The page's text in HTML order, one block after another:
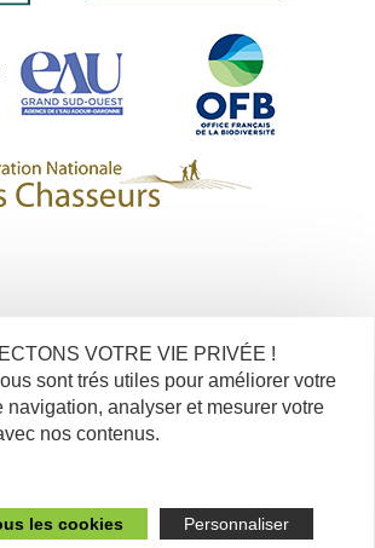
VOTRE VIE PRIVÉE !
sont trés utiles pour améliorer votre
navigation, analyser et mesurer votre
nos contenus.
les cookies Personnaliser